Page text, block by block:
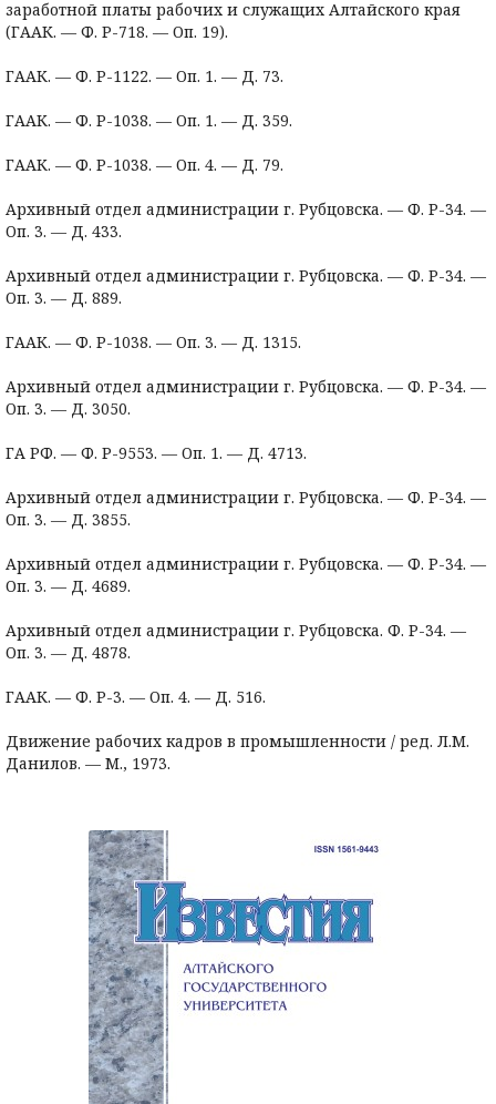
заработной платы рабочих и служащих Алтайского края
(ГААК. — Ф. Р-718. — Оп. 19).
ГААК. — Ф. Р-1122. — Оп. 1. — Д. 73.
ГААК. — Ф. Р-1038. — Оп. 1. — Д. 359.
ГААК. — Ф. Р-1038. — Оп. 4. — Д. 79.
Архивный отдел администрации г. Рубцовска. — Ф. Р-34. —
Оп. 3. — Д. 433.
Архивный отдел администрации г. Рубцовска. — Ф. Р-34. —
Оп. 3. — Д. 889.
ГААК. — Ф. Р-1038. — Оп. 3. — Д. 1315.
Архивный отдел администрации г. Рубцовска. — Ф. Р-34. —
Оп. 3. — Д. 3050.
ГА РФ. — Ф. Р-9553. — Оп. 1. — Д. 4713.
Архивный отдел администрации г. Рубцовска. — Ф. Р-34. —
Оп. 3. — Д. 3855.
Архивный отдел администрации г. Рубцовска. — Ф. Р-34. —
Оп. 3. — Д. 4689.
Архивный отдел администрации г. Рубцовска. Ф. Р-34. —
Оп. 3. — Д. 4878.
ГААК. — Ф. Р-3. — Оп. 4. — Д. 516.
Движение рабочих кадров в промышленности / ред. Л.М.
Данилов. — М., 1973.